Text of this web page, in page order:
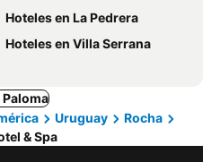
Hoteles en La Pedrera
Hoteles en Villa Serrana
Uruguay
Rocha
& Spa